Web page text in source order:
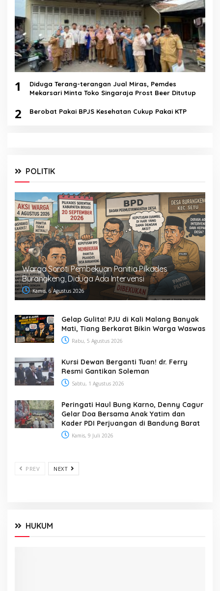
1
Diduga Terang-terangan Jual Miras, Pemdes
Mekarsari Minta Toko Singaraja Prost Beer Ditutup
2 Berobat Pakai BPJS Kesehatan Cukup Pakai KTP
POLITIK
Warga Soroti Pembekuan Panitia Pilkades
Burangkeng, Diduga Ada Intervensi
Kamis, 6 Agustus 2026
Gelap Gulita! PJU di Kali Malang Banyak
Mati, Tiang Berkarat Bikin Warga Waswas
Rabu, 5 Agustus 2026
Kursi Dewan Berganti Tuan! dr. Ferry
Resmi Gantikan Soleman
Sabtu, 1 Agustus 2026
Peringati Haul Bung Karno, Denny Cagur
Gelar Doa Bersama Anak Yatim dan
Kader PDI Perjuangan di Bandung Barat
Kamis, 9 Juli 2026
PREV NEXT
HUKUM